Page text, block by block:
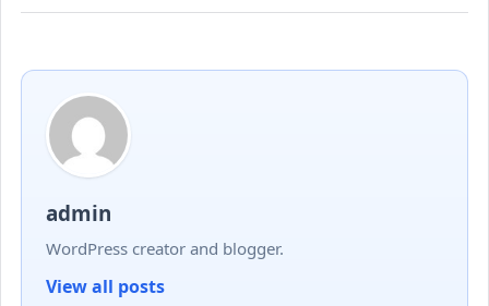
admin
WordPress creator and blogger.
View all posts